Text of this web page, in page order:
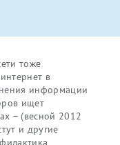
тоже
в
информации
ищет
– (весной 2012
и другие